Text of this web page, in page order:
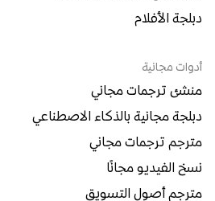
دبلجة الأفلام
أدوات مجانية
منشئ ترجمات مجاني
دبلجة مجانية بالذكاء الاصطناعي
مترجم ترجمات مجاني
نسخ الفيديو مجانًا
مترجم أصول التسويق